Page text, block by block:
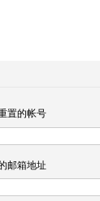
置的帐号
邮箱地址